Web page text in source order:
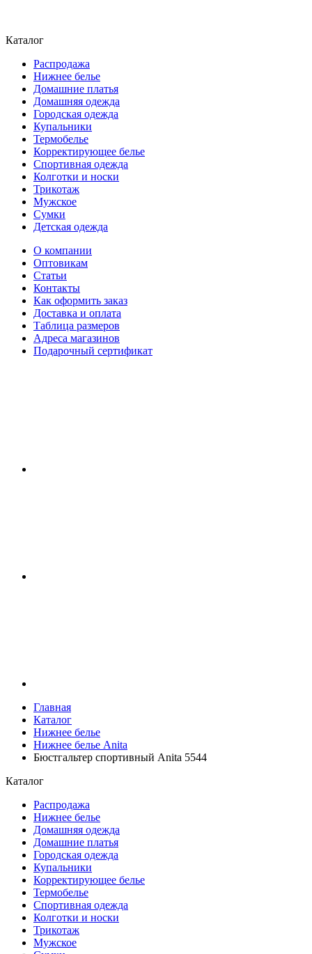
Каталог
Распродажа
Нижнее белье
Домашние платья
Домашняя одежда
Городская одежда
Купальники
Термобелье
Корректирующее белье
Спортивная одежда
Колготки и носки
Трикотаж
Мужское
Сумки
Детская одежда
О компании
Оптовикам
Статьи
Контакты
Как оформить заказ
Доставка и оплата
Таблица размеров
Адреса магазинов
Подарочный сертификат
Главная
Каталог
Нижнее белье
Нижнее белье Anita
Бюстгальтер спортивный Anita 5544
Каталог
Распродажа
Нижнее белье
Домашняя одежда
Домашние платья
Городская одежда
Купальники
Корректирующее белье
Термобелье
Спортивная одежда
Колготки и носки
Трикотаж
Мужское